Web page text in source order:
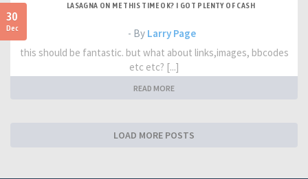
30
Dec
LASAGNA ON ME THIS TIME OK? I GOT PLENTY OF CASH
- By Larry Page
this should be fantastic. but what about links,images, bbcodes
etc etc? [...]
READ MORE
LOAD MORE POSTS